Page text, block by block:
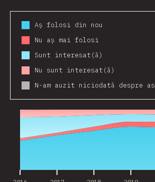
Aș folosi din nou
Nu aș mai folosi
Sunt interesat(ă)
Nu sunt interesat(ă)
N-am auzit niciodată despre
2016 2017 2018 2019